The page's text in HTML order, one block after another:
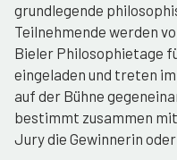
grundlegende
Teilnehmende werden
Bieler Philosophietage
eingeladen und treten
auf der Bühne
bestimmt zusammen
Jury die Gewinnerin